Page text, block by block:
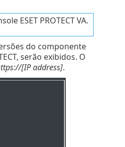
ESET PROTECT VA.
do componente
serão exibidos. O
[IP address].